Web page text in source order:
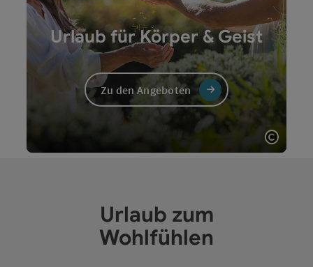
Urlaub für Körper & Geist
Zu den Angeboten
Urlaub zum
Wohlfühlen